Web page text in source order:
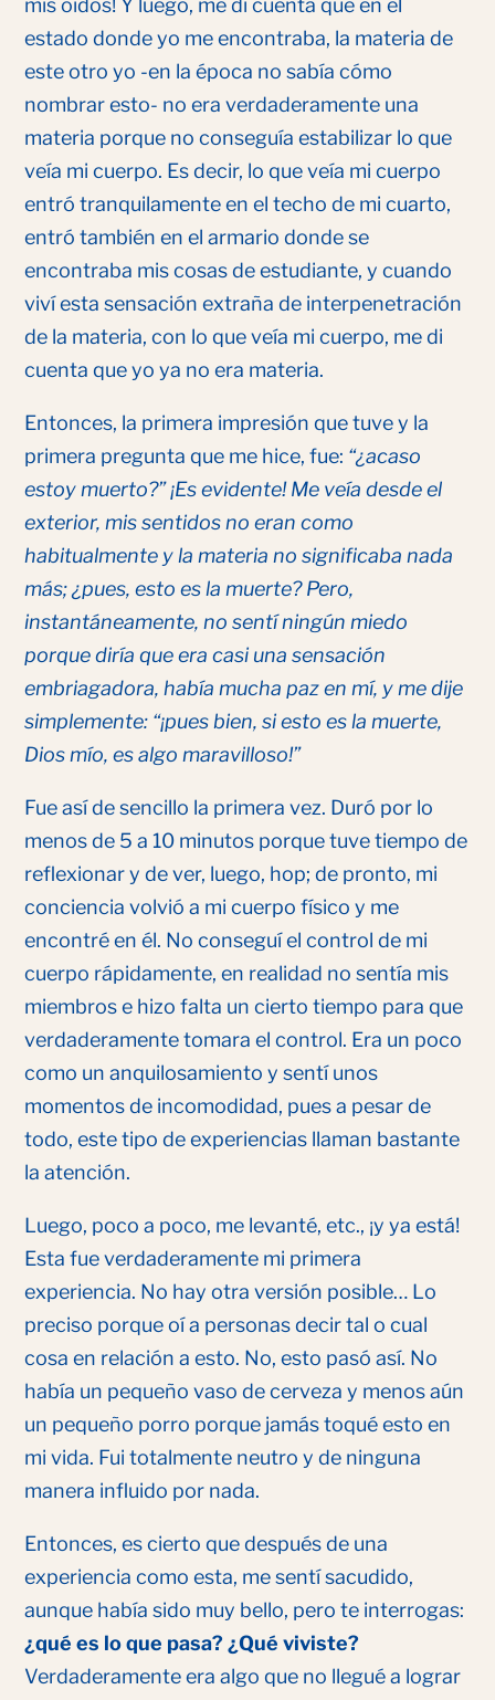
mis oídos! Y luego, me di cuenta que en el
estado donde yo me encontraba, la materia de
este otro yo -en la época no sabía cómo
nombrar esto- no era verdaderamente una
materia porque no conseguía estabilizar lo que
veía mi cuerpo. Es decir, lo que veía mi cuerpo
entró tranquilamente en el techo de mi cuarto,
entró también en el armario donde se
encontraba mis cosas de estudiante, y cuando
viví esta sensación extraña de interpenetración
de la materia, con lo que veía mi cuerpo, me di
cuenta que yo ya no era materia.
Entonces, la primera impresión que tuve y la
primera pregunta que me hice, fue: “¿acaso
estoy muerto?” ¡Es evidente! Me veía desde el
exterior, mis sentidos no eran como
habitualmente y la materia no significaba nada
más; ¿pues, esto es la muerte? Pero,
instantáneamente, no sentí ningún miedo
porque diría que era casi una sensación
embriagadora, había mucha paz en mí, y me dije
simplemente: “¡pues bien, si esto es la muerte,
Dios mío, es algo maravilloso!”
Fue así de sencillo la primera vez. Duró por lo
menos de 5 a 10 minutos porque tuve tiempo de
reflexionar y de ver, luego, hop; de pronto, mi
conciencia volvió a mi cuerpo físico y me
encontré en él. No conseguí el control de mi
cuerpo rápidamente, en realidad no sentía mis
miembros e hizo falta un cierto tiempo para que
verdaderamente tomara el control. Era un poco
como un anquilosamiento y sentí unos
momentos de incomodidad, pues a pesar de
todo, este tipo de experiencias llaman bastante
la atención.
Luego, poco a poco, me levanté, etc., ¡y ya está!
Esta fue verdaderamente mi primera
experiencia. No hay otra versión posible… Lo
preciso porque oí a personas decir tal o cual
cosa en relación a esto. No, esto pasó así. No
había un pequeño vaso de cerveza y menos aún
un pequeño porro porque jamás toqué esto en
mi vida. Fui totalmente neutro y de ninguna
manera influido por nada.
Entonces, es cierto que después de una
experiencia como esta, me sentí sacudido,
aunque había sido muy bello, pero te interrogas:
¿qué es lo que pasa? ¿Qué viviste?
Verdaderamente era algo que no llegué a lograr